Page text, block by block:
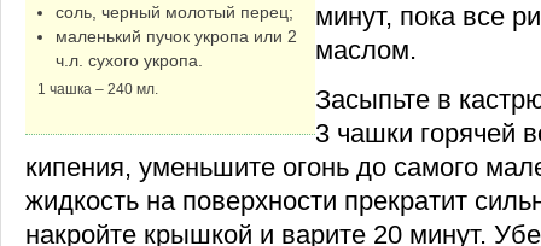
соль, черный молотый перец;
маленький пучок укропа или 2
ч.л. сухого укропа.
1 чашка – 240 мл.
минут, пока все
маслом.
Засыпьте в
3 чашки горячей
кипения, уменьшите огонь до самого
жидкость на поверхности прекратит
накройте крышкой и варите 20 минут.